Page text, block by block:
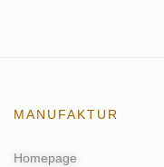
MANUFAKTUR
Homepage